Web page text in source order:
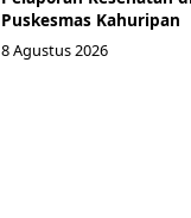
Puskesmas Kahuripan
8 Agustus 2026